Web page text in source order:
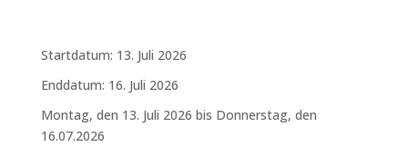
Startdatum: 13. Juli 2026
Enddatum: 16. Juli 2026
Montag, den 13. Juli 2026 bis Donnerstag, den
16.07.2026